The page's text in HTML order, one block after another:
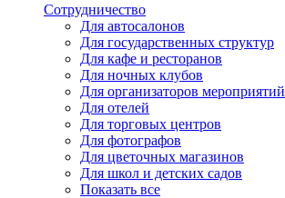
Сотрудничество
Для автосалонов
Для государственных структур
Для кафе и ресторанов
Для ночных клубов
Для организаторов мероприятий
Для отелей
Для торговых центров
Для фотографов
Для цветочных магазинов
Для школ и детских садов
Показать все